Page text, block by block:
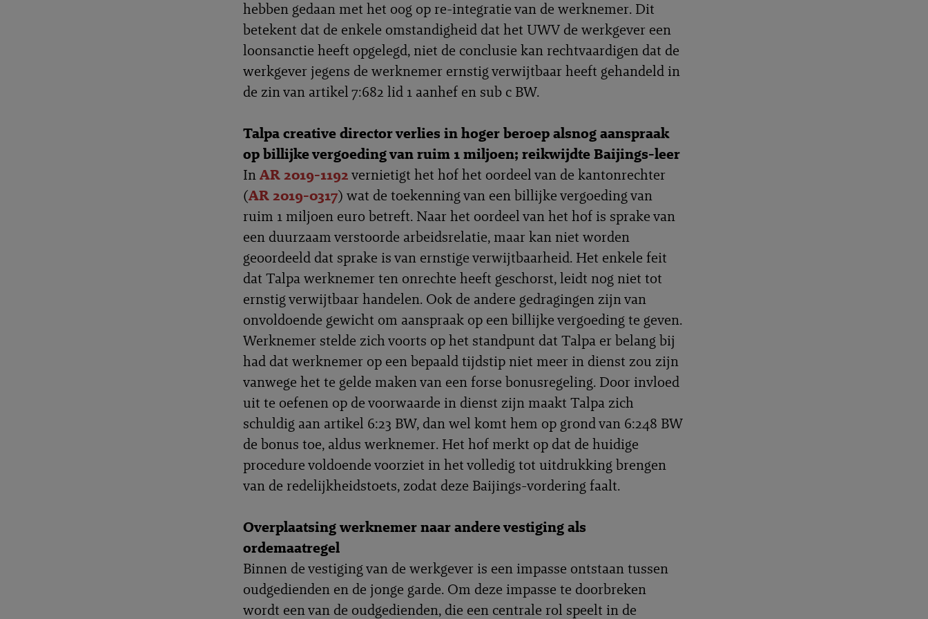
hebben gedaan met het oog op re-integratie van de werknemer. Dit
betekent dat de enkele omstandigheid dat het UWV de werkgever een
loonsanctie heeft opgelegd, niet de conclusie kan rechtvaardigen dat de
werkgever jegens de werknemer ernstig verwijtbaar heeft gehandeld in
de zin van artikel 7:682 lid 1 aanhef en sub c BW.
Talpa creative director verlies in hoger beroep alsnog aanspraak
op billijke vergoeding van ruim 1 miljoen; reikwijdte Baijings-leer
InAR 2019-1192vernietigt het hof het oordeel van de kantonrechter
(AR 2019-0317) wat de toekenning van een billijke vergoeding van
ruim 1 miljoen euro betreft. Naar het oordeel van het hof is sprake van
een duurzaam verstoorde arbeidsrelatie, maar kan niet worden
geoordeeld dat sprake is van ernstige verwijtbaarheid. Het enkele feit
dat Talpa werknemer ten onrechte heeft geschorst, leidt nog niet tot
ernstig verwijtbaar handelen. Ook de andere gedragingen zijn van
onvoldoende gewicht om aanspraak op een billijke vergoeding te geven.
Werknemer stelde zich voorts op het standpunt dat Talpa er belang bij
had dat werknemer op een bepaald tijdstip niet meer in dienst zou zijn
vanwege het te gelde maken van een forse bonusregeling. Door invloed
uit te oefenen op de voorwaarde in dienst zijn maakt Talpa zich
schuldig aan artikel 6:23 BW, dan wel komt hem op grond van 6:248 BW
de bonus toe, aldus werknemer. Het hof merkt op dat de huidige
procedure voldoende voorziet in het volledig tot uitdrukking brengen
van de redelijkheidstoets, zodat deze Baijings-vordering faalt.
Overplaatsing werknemer naar andere vestiging als
ordemaatregel
Binnen de vestiging van de werkgever is een impasse ontstaan tussen
oudgedienden en de jonge garde. Om deze impasse te doorbreken
wordt een van de oudgedienden, die een centrale rol speelt in de